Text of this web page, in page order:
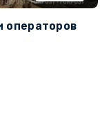
операторов